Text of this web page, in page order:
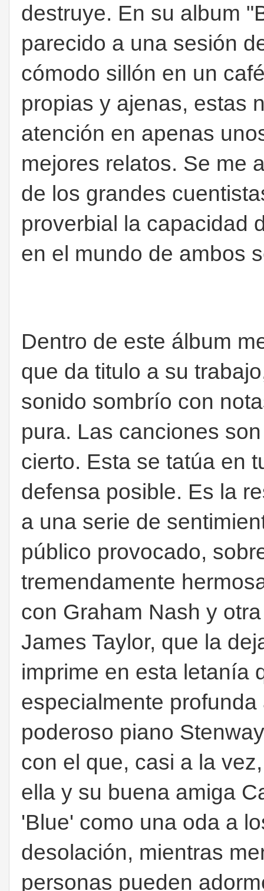
destruye. En su album
parecido a una sesión
cómodo sillón en un
propias y ajenas, estas
atención en apenas
mejores relatos. Se me
de los grandes
proverbial la capacidad
en el mundo de ambos
Dentro de este álbum
que da titulo a su
sonido sombrío con
pura. Las canciones
cierto. Esta se tatúa en
defensa posible. Es la
a una serie de
público provocado,
tremendamente
con Graham Nash y
James Taylor, que la
imprime en esta letanía
especialmente
poderoso piano
con el que, casi a la
ella y su buena amiga
'Blue' como una oda a
desolación, mientras
personas pueden